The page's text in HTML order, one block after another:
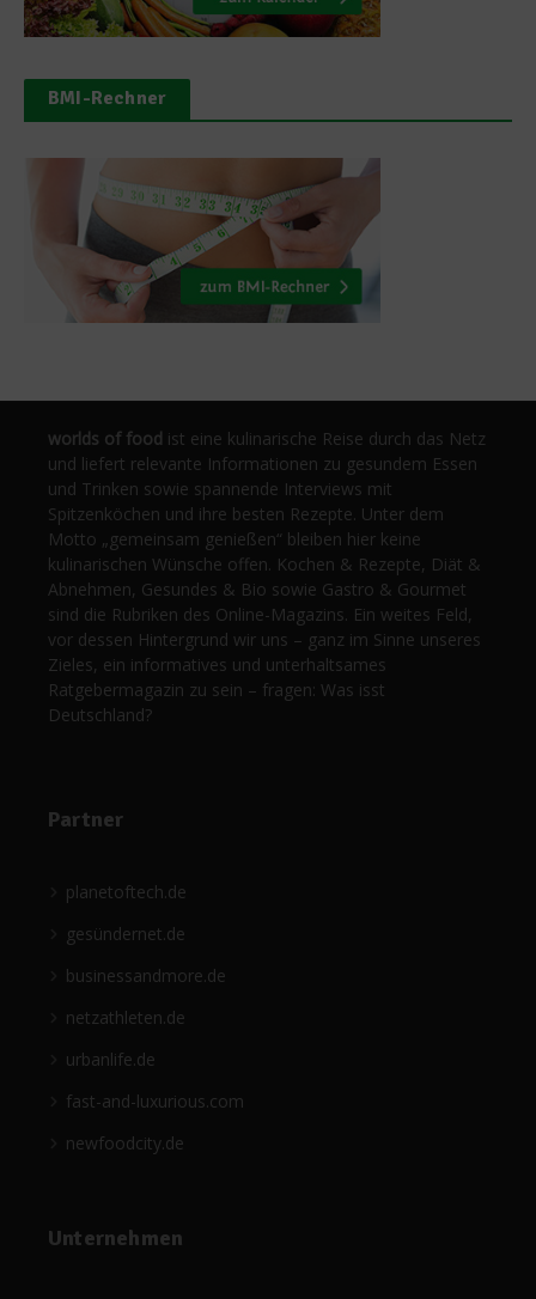
BMI-Rechner
worlds of food ist eine kulinarische Reise durch das Netz
und liefert relevante Informationen zu gesundem Essen
und Trinken sowie spannende Interviews mit
Spitzenköchen und ihre besten Rezepte. Unter dem
Motto „gemeinsam genießen“ bleiben hier keine
kulinarischen Wünsche offen. Kochen & Rezepte, Diät &
Abnehmen, Gesundes & Bio sowie Gastro & Gourmet
sind die Rubriken des Online-Magazins. Ein weites Feld,
vor dessen Hintergrund wir uns – ganz im Sinne unseres
Zieles, ein informatives und unterhaltsames
Ratgebermagazin zu sein – fragen: Was isst
Deutschland?
Partner
planetoftech.de
gesündernet.de
businessandmore.de
netzathleten.de
urbanlife.de
fast-and-luxurious.com
newfoodcity.de
Unternehmen